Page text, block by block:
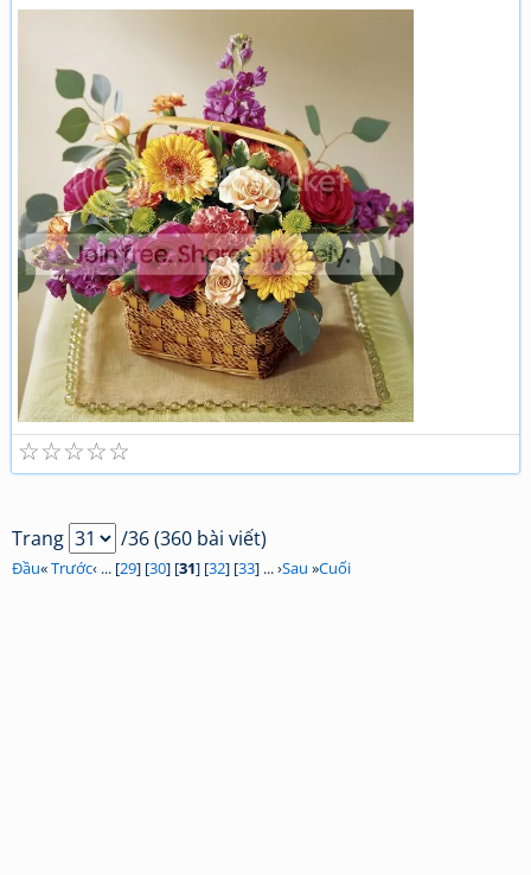
☆
☆
☆
☆
☆
Trang /36 (360 bài viết)
Đầu«Trước‹ ... [29] [30] [31] [32] [33] ... ›Sau »Cuối